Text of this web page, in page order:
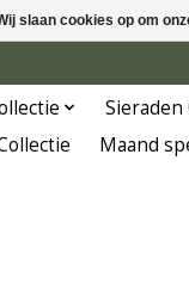
Sieraden
Maand
slaan cookies op om